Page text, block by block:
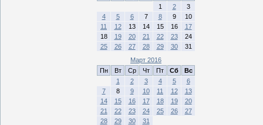
1
2
3
4
5 6 7 8 9
10
11
12 13 14 15 16
17
18
19 20 21 22 23
24
25
26 27 28 29 30
31
Март 2016
Пн
Вт Ср Чт Пт Сб
Вс
1
2 3 4 5
6
7
8 9 10 11 12
13
14
15 16 17 18 19
20
21
22 23 24 25 26
27
28
29 30
31